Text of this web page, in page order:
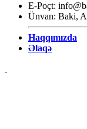
E-Poçt:
Ünvan: Baki,
Haqqımızda
Əlaqə